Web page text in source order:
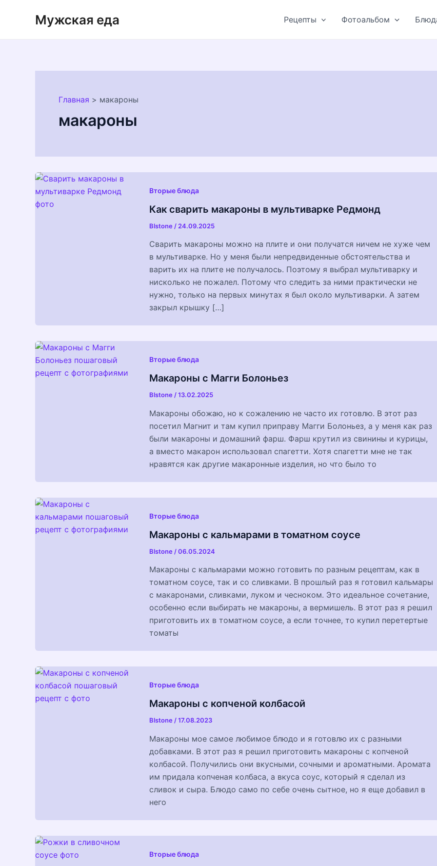
Мужская еда Рецепты Фотоальбом
Главная макароны
макароны
Вторые блюда
Как сварить макароны в мультиварке Редмонд
Blstone / 24.09.2025
Сварить макароны можно на плите и они получатся ничем не хуже чем
в мультиварке. Но у меня были непредвиденные обстоятельства и
варить их на плите не получалось. Поэтому я выбрал мультиварку и
нисколько не пожалел. Потому что следить за ними практически не
нужно, только на первых минутах я был около мультиварки. А затем
закрыл крышку […]
Вторые блюда
Макароны с Магги Болоньез
Blstone /13.02.2025
Макароны обожаю, но к сожалению не часто их готовлю. В этот раз
посетил Магнит и там купил приправу Магги Болоньез, а у меня как раз
были макароны и домашний фарш. Фарш крутил из свинины и курицы,
а вместо макарон использовал спагетти. Хотя спагетти мне не так
нравятся как другие макаронные изделия, но что было то
Вторые блюда
Макароны с кальмарами в томатном соусе
Blstone /06.05.2024
Макароны с кальмарами можно готовить по разным рецептам, как в
томатном соусе, так и со сливками. В прошлый раз я готовил кальмары
с макаронами, сливками, луком и чесноком. Это идеальное сочетание,
особенно если выбирать не макароны, а вермишель. В этот раз я решил
приготовить их в томатном соусе, а если точнее, то купил перетертые
томаты
Вторые блюда
Макароны с копченой колбасой
Blstone /17.08.2023
Макароны мое самое любимое блюдо и я готовлю их с разными
добавками. В этот раз я решил приготовить макароны с копченой
колбасой. Получились они вкусными, сочными и ароматными. Аромата
им придала копченая колбаса, а вкуса соус, который я сделал из
сливок и сыра. Блюдо само по себе очень сытное, но я еще добавил в
него
Вторые блюда